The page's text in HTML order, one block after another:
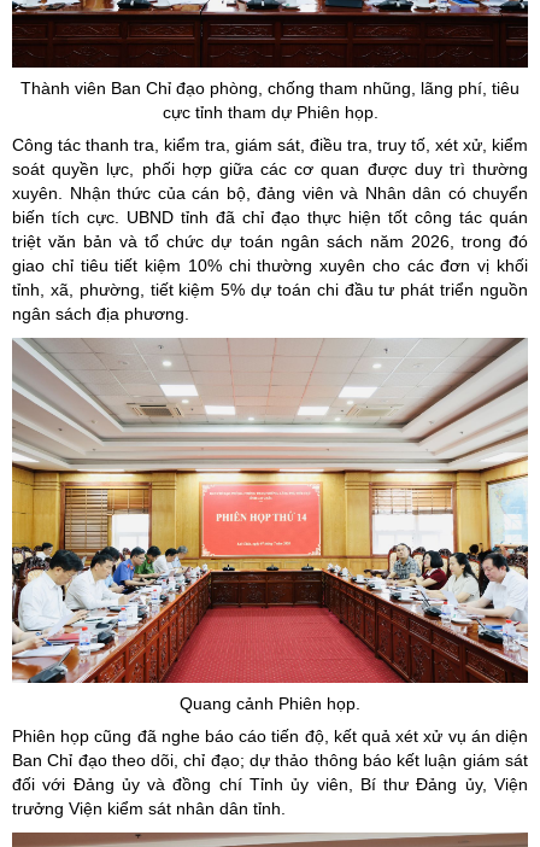
Thành viên Ban Chỉ đạo phòng, chống tham nhũng, lãng phí, tiêu
cực tỉnh tham dự Phiên họp.
Công tác thanh tra, kiểm tra, giám sát, điều tra, truy tố, xét xử, kiểm
soát quyền lực, phối hợp giữa các cơ quan được duy trì thường
xuyên. Nhận thức của cán bộ, đảng viên và Nhân dân có chuyển
biến tích cực. UBND tỉnh đã chỉ đạo thực hiện tốt công tác quán
triệt văn bản và tổ chức dự toán ngân sách năm 2026, trong đó
giao chỉ tiêu tiết kiệm 10% chi thường xuyên cho các đơn vị khối
tỉnh, xã, phường, tiết kiệm 5% dự toán chi đầu tư phát triển nguồn
ngân sách địa phương.
Quang cảnh Phiên họp.
Phiên họp cũng đã nghe báo cáo tiến độ, kết quả xét xử vụ án diện
Ban Chỉ đạo theo dõi, chỉ đạo; dự thảo thông báo kết luận giám sát
đối với Đảng ủy và đồng chí Tỉnh ủy viên, Bí thư Đảng ủy, Viện
trưởng Viện kiểm sát nhân dân tỉnh.